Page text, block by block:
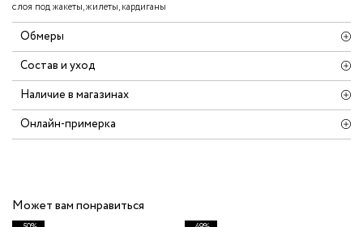
слоя под жакеты, жилеты, кардиганы
Обмеры
Состав и уход
Наличие в магазинах
Онлайн-примерка
Может вам понравиться